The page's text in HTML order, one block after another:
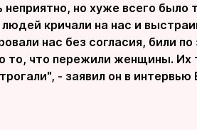
но хуже всего было
кричали на нас и
нас без согласия, били
то, что пережили женщины. Их
- заявил он в интервью